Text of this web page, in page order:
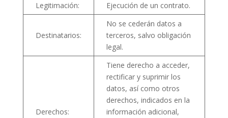
Legitimación:
Ejecución de un contrato.
Destinatarios:
No se cederán datos a
terceros, salvo obligación
legal.
Derechos:
Tiene derecho a acceder,
rectificar y suprimir los
datos, así como otros
derechos, indicados en la
información adicional,